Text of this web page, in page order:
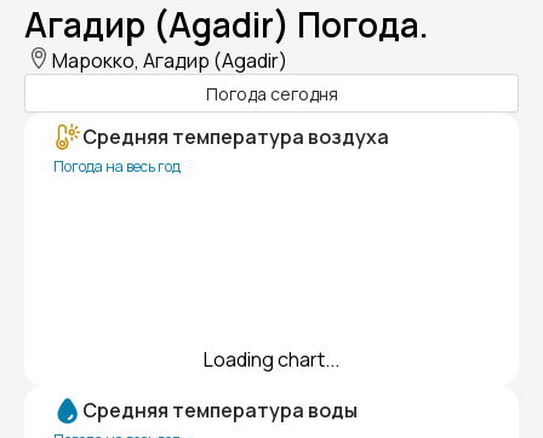
Агадир (Agadir) Погода.
Марокко, Агадир (Agadir)
Погода сегодня
Средняя температура воздуха
Погода на весь год
Loading chart...
Средняя температура воды